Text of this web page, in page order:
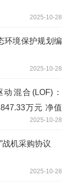
2025-10-28
环境保护规划编
2025-10-28
混合(LOF)：
万元 净值
2025-10-28
战机采购协议
2025-10-28